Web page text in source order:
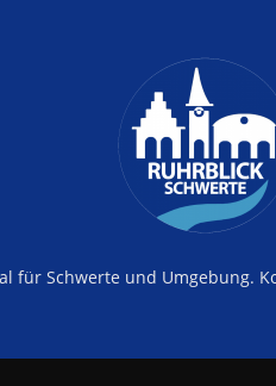
für Schwerte und Umgebung.